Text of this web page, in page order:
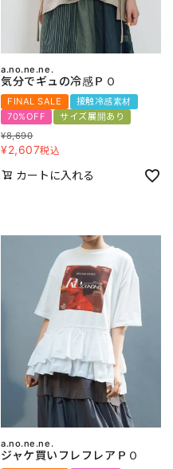
a.no.ne.ne.
気分でギュの冷感ＰＯ
FINAL SALE
接触冷感素材
70%OFF
サイズ展開あり
¥8,690
¥2,607税込
カートに入れる
a.no.ne.ne.
ジャケ買いフレフレアＰＯ